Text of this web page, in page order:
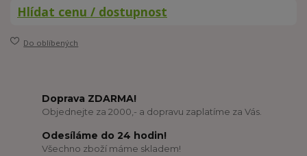
Hlídat cenu / dostupnost
Do oblíbených
Doprava ZDARMA!
Objednejte za 2000,- a dopravu zaplatíme za Vás.
Odesíláme do 24 hodin!
Všechno zboží máme skladem!